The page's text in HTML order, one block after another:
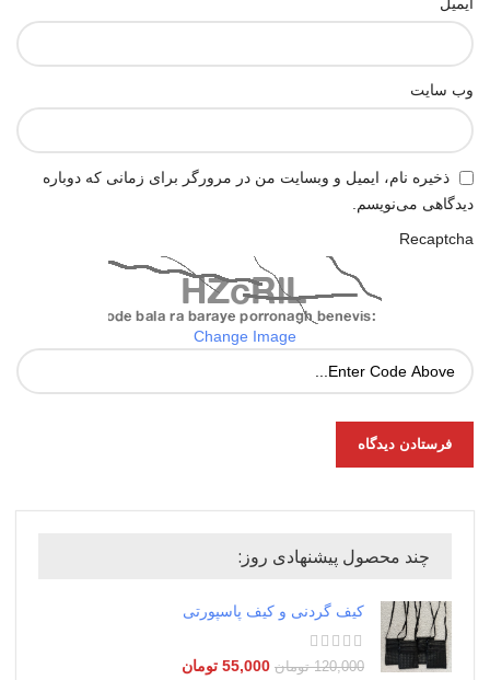
وب‌ سایت
ذخیره نام، ایمیل و وبسایت من در مرورگر برای زمانی که دوباره
دیدگاهی می‌نویسم.
Recaptcha
Change Image
چند محصول پیشنهادی روز:
کیف گردنی و کیف پاسپورتی
120,000 تومان 55,000 تومان